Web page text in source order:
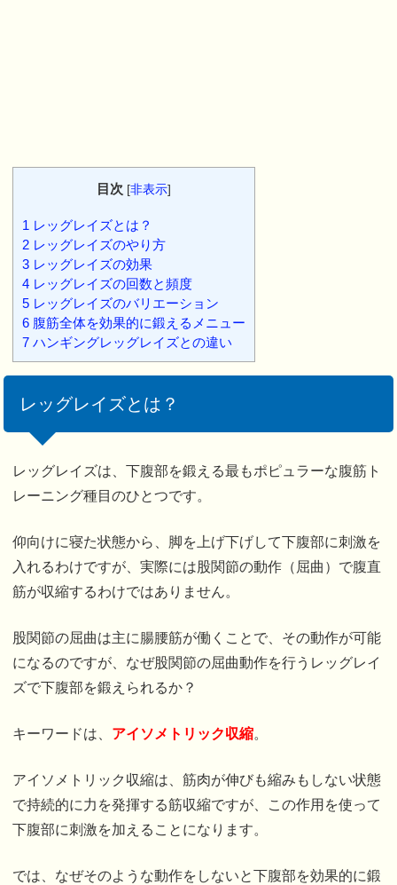
目次 [非表示]
1 レッグレイズとは？
2 レッグレイズのやり方
3 レッグレイズの効果
4 レッグレイズの回数と頻度
5 レッグレイズのバリエーション
6 腹筋全体を効果的に鍛えるメニュー
7 ハンギングレッグレイズとの違い
レッグレイズとは？
レッグレイズは、下腹部を鍛える最もポピュラーな腹筋ト
レーニング種目のひとつです。
仰向けに寝た状態から、脚を上げ下げして下腹部に刺激を
入れるわけですが、実際には股関節の動作（屈曲）で腹直
筋が収縮するわけではありません。
股関節の屈曲は主に腸腰筋が働くことで、その動作が可能
になるのですが、なぜ股関節の屈曲動作を行うレッグレイ
ズで下腹部を鍛えられるか？
キーワードは、 アイソメトリック収縮。
アイソメトリック収縮は、筋肉が伸びも縮みもしない状態
で持続的に力を発揮する筋収縮ですが、この作用を使って
下腹部に刺激を加えることになります。
では、なぜそのような動作をしないと下腹部を効果的に鍛